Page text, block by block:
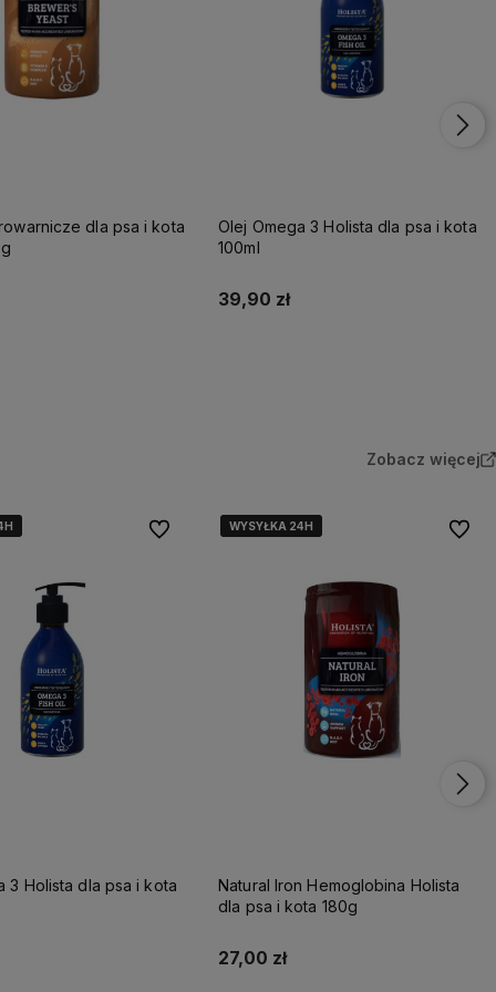
3 Holista dla psa i kota
Olej Omega 3 Holista dla psa i kota
250ml
69,00 zł
Zobacz więcej
3 Holista dla psa i kota
Do ulubionychWYSYŁKA 24H
WYSYŁKA 24H
WYSYŁKA 24H
Natural Iron Hemoglobina Holista
dla psa i kota 180g
27,00 zł
Do